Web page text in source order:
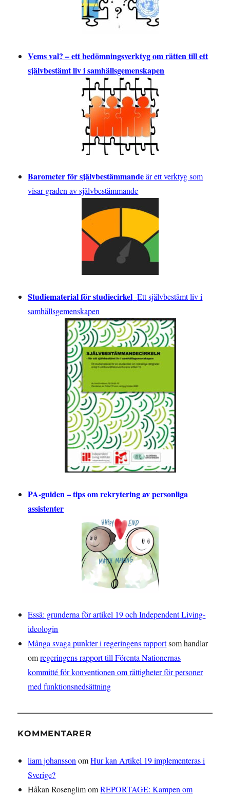
Vems val? – ett bedömningsverktyg om rätten till ett
självbestämt liv i samhällsgemenskapen
Barometer för självbestämmandeär ett verktyg som
visar graden av självbestämmande
Studiematerial för studiecirkel-Ett självbestämt liv i
samhällsgemenskapen
PA-guiden – tips om rekrytering av personliga
assistenter
Essä: grunderna för artikel 19 och Independent Living-
ideologin
Många svaga punkter i regeringens rapportsom handlar
omregeringens rapport till Förenta Nationernas
kommitté för konventionen om rättigheter för personer
med funktionsnedsättning
KOMMENTARER
liam johansson omHur kan Artikel 19 implementeras i
Sverige?
Håkan RosenglimomREPORTAGE: Kampen om